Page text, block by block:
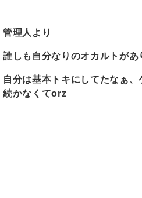
管理人より
誰しも自分なりのオカルトがあ
自分は基本トキにしてたなぁ
続かなくてorz